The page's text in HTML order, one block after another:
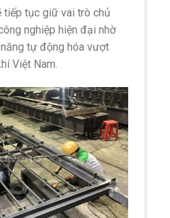
tiếp tục giữ vai trò chủ
nghiệp hiện đại nhờ
tự động hóa vượt
Việt Nam.